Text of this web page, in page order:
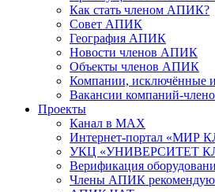
Как стать членом АПИК?
Совет АПИК
География АПИК
Новости членов АПИК
Объекты членов АПИК
Компании, исключённые
Вакансии компаний-
Проекты
Канал в MAX
Интернет-портал
УКЦ «УНИВЕРСИТЕТ
Верификация
Члены АПИК